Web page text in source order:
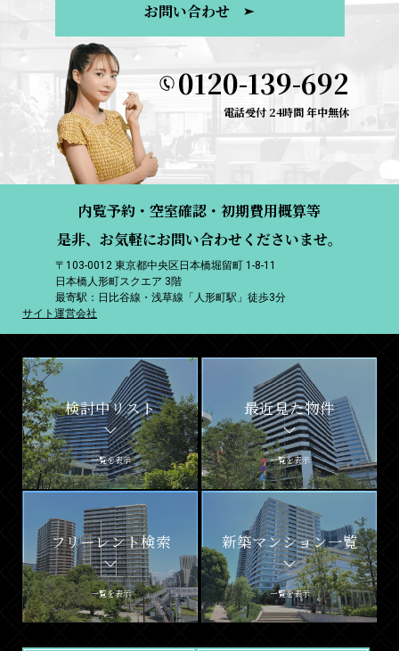
お問い合わせ
0120-139-692
電話受付 24時間 年中無休
内覧予約・空室確認・初期費用概算等
是非、お気軽にお問い合わせくださいませ。
〒103-0012 東京都中央区日本橋堀留町 1-8-11
日本橋人形町スクエア 3階
最寄駅：日比谷線・浅草線「人形町駅」徒歩3分
サイト運営会社
検討中リスト
一覧を表示
最近見た物件
一覧を表示
フリーレント検索
一覧を表示
新築マンション一覧
一覧を表示